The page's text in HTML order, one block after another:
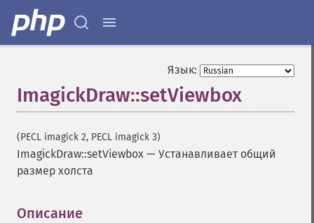
Язык:
ImagickDraw::setViewbox
(PECL imagick 2, PECL imagick 3)
ImagickDraw::setViewbox — Устанавливает общий
размер холста
Описание